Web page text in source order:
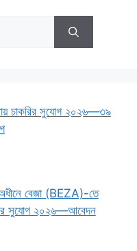
চাকরির সুযোগ ২০২৬—৩৯
অধীনে বেজা (BEZA)-তে
সুযোগ ২০২৬—আবেদন